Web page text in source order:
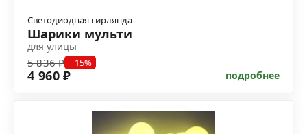
Светодиодная гирлянда
Шарики мульти
для улицы
5 836 ₽ −15%
4 960 ₽ подробнее